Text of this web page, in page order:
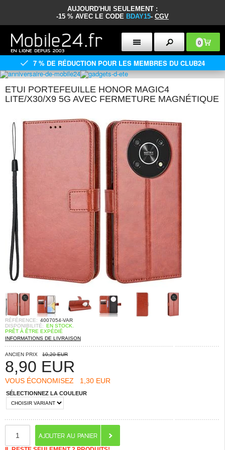
AUJOURD'HUI SEULEMENT :
-15 % AVEC LE CODE BDAY15- CGV
0
7 % DE RÉDUCTION POUR LES MEMBRES DU CLUB24
ETUI PORTEFEUILLE HONOR MAGIC4
LITE/X30/X9 5G AVEC FERMETURE MAGNÉTIQUE
RÉFÉRENCE: 4007054-VAR
DISPONIBILITÉ: EN STOCK.
PRÊT À ÊTRE EXPÉDIÉ
INFORMATIONS DE LIVRAISON
ANCIEN PRIX 10,20 EUR
8,90 EUR
VOUS ÉCONOMISEZ 1,30 EUR
SÉLECTIONNEZ LA COULEUR